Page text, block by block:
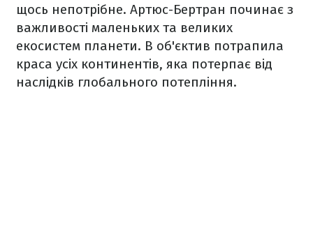
щось непотрібне. Артюс-Бертран починає з
важливості маленьких та великих
екосистем планети. В об'єктив потрапила
краса усіх континентів, яка потерпає від
наслідків глобального потепління.